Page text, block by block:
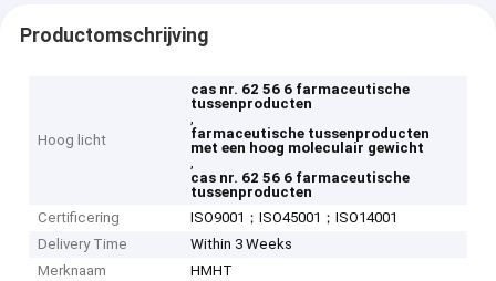
Productomschrijving
Hoog licht
cas nr. 62 56 6 farmaceutische
tussenproducten
,
farmaceutische tussenproducten
met een hoog moleculair gewicht
,
cas nr. 62 56 6 farmaceutische
tussenproducten
Certificering
ISO9001；ISO45001；ISO14001
Delivery Time
Within 3 Weeks
Merknaam
HMHT